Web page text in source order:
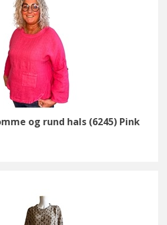
og rund hals (6245) Pink